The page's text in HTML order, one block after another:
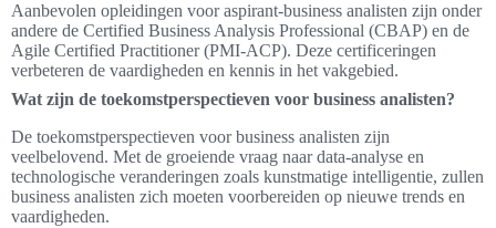
Aanbevolen opleidingen voor aspirant-business analisten zijn onder
andere de Certified Business Analysis Professional (CBAP) en de
Agile Certified Practitioner (PMI-ACP). Deze certificeringen
verbeteren de vaardigheden en kennis in het vakgebied.
Wat zijn de toekomstperspectieven voor business analisten?
De toekomstperspectieven voor business analisten zijn
veelbelovend. Met de groeiende vraag naar data-analyse en
technologische veranderingen zoals kunstmatige intelligentie, zullen
business analisten zich moeten voorbereiden op nieuwe trends en
vaardigheden.